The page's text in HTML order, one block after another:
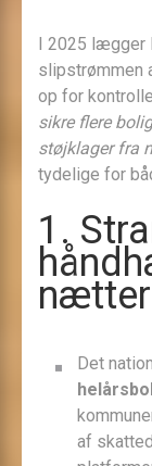
I 2025 lægger
slipstrømmen
op for
sikre flere
støjklager fra
tydelige for
1.
Det
af